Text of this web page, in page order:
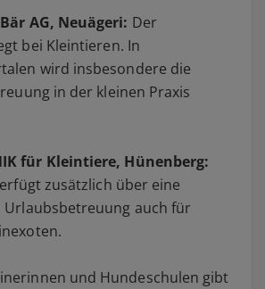
AG, Neuägeri: Der
bei Kleintieren. In
wird insbesondere die
in der kleinen Praxis
für Kleintiere, Hünenberg:
zusätzlich über eine
Urlaubsbetreuung auch für
und Hundeschulen gibt